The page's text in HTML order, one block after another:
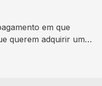
em que
querem adquirir um